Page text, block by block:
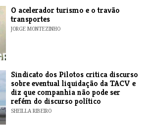
O acelerador turismo e o travão
transportes
JORGE MONTEZINHO
Sindicato dos Pilotos critica discurso
sobre eventual liquidação da TACV e
diz que companhia não pode ser
refém do discurso político
SHEILLA RIBEIRO